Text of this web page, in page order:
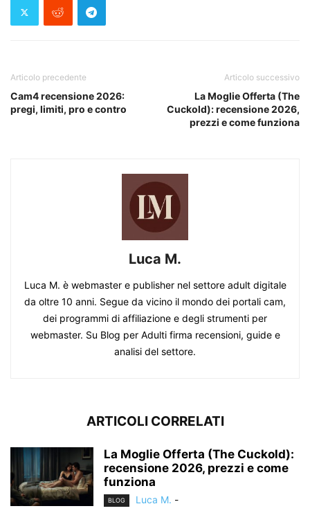
Articolo precedente
Cam4 recensione 2026:
pregi, limiti, pro e contro
Articolo successivo
La Moglie Offerta (The
Cuckold): recensione 2026,
prezzi e come funziona
Luca M.
Luca M. è webmaster e publisher nel settore adult digitale
da oltre 10 anni. Segue da vicino il mondo dei portali cam,
dei programmi di affiliazione e degli strumenti per
webmaster. Su Blog per Adulti firma recensioni, guide e
analisi del settore.
ARTICOLI CORRELATI
La Moglie Offerta (The Cuckold):
recensione 2026, prezzi e come
funziona
BLOG Luca M. -